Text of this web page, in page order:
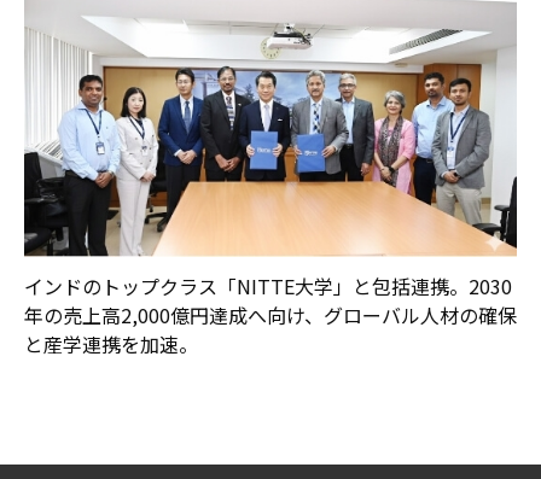
インドのトップクラス「NITTE大学」と包括連携。2030
年の売上高2,000億円達成へ向け、グローバル人材の確保
と産学連携を加速。